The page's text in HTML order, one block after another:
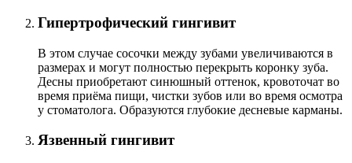
Гипертрофический гингивит
В этом случае сосочки между зубами увеличиваются в
размерах и могут полностью перекрыть коронку зуба.
Десны приобретают синюшный оттенок, кровоточат во
время приёма пищи, чистки зубов или во время осмотра
у стоматолога. Образуются глубокие десневые карманы.
Язвенный гингивит